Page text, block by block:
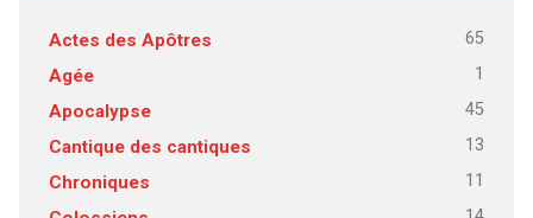
Actes des Apôtres 65
Agée 1
Apocalypse 45
Cantique des cantiques 13
Chroniques 11